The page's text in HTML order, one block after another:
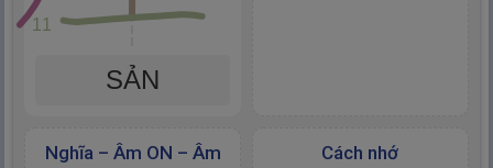
11
SẢN
Cách nhớ
Nghĩa – Âm ON – Âm